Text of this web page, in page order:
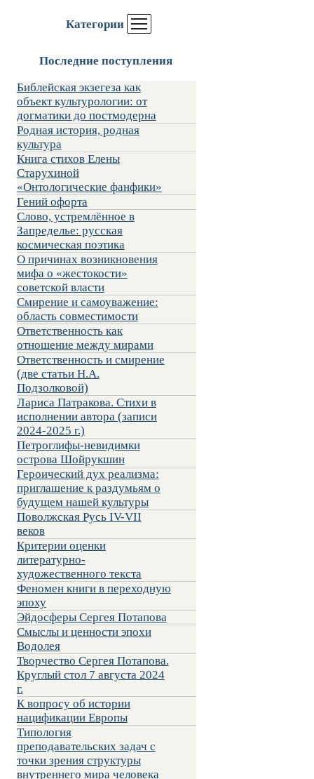
Категории
Последние поступления
Библейская экзегеза как
объект культурологии: от
догматики до постмодерна
Родная история, родная
культура
Книга стихов Елены
Старухиной
«Онтологические фанфики»
Гений офорта
Слово, устремлённое в
Запределье: русская
космическая поэтика
О причинах возникновения
мифа о «жестокости»
советской власти
Смирение и самоуважение:
область совместимости
Ответственность как
отношение между мирами
Ответственность и смирение
(две статьи Н.А.
Подзолковой)
Лариса Патракова. Стихи в
исполнении автора (записи
2024-2025 г.)
Петроглифы-невидимки
острова Шойрукшин
Героический дух реализма:
приглашение к раздумьям о
будущем нашей культуры
Поволжская Русь IV-VII
веков
Критерии оценки
литературно-
художественного текста
Феномен книги в переходную
эпоху
Эйдосферы Сергея Потапова
Смыслы и ценности эпохи
Водолея
Творчество Сергея Потапова.
Круглый стол 7 августа 2024
г.
К вопросу об истории
нацификации Европы
Типология
преподавательских задач с
точки зрения структуры
внутреннего мира человека